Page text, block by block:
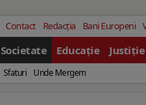
Contact Redacția Bani Europeni
Societate Educație Justiție
Sfaturi Unde Mergem